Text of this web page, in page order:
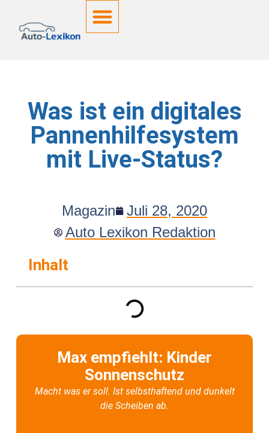
Was ist ein digitales
Pannenhilfesystem
mit Live-Status?
Magazin
Juli 28, 2020
Auto Lexikon Redaktion
Inhalt
Max empfiehlt: Kinder
Sonnenschutz
Macht was er soll. Ist selbsthaftend und dunkelt
die Scheiben ab.